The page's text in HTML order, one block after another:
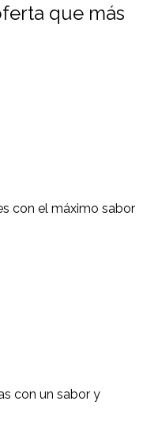
que más
con el máximo sabor
con un sabor y